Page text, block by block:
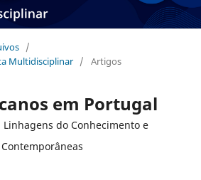
/
Multidisciplinar / Artigos
em Portugal
do Conhecimento e